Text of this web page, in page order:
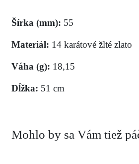
Šírka (mm): 55
Materiál: 14 karátové žlté zlato
Váha (g): 18,15
Dĺžka: 51 cm
Mohlo by sa Vám tiež